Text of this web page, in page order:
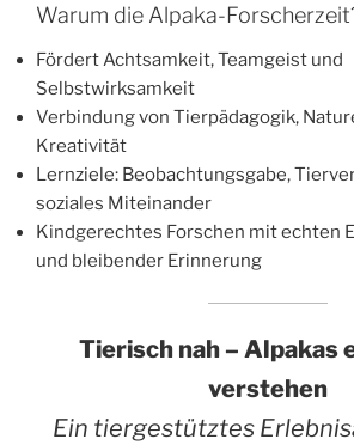
Warum die Alpaka-
Fördert Achtsamkeit, Teamgeist und
Selbstwirksamkeit
Verbindung von Tierpädagogik,
Kreativität
Lernziele: Beobachtungsgabe,
soziales Miteinander
Kindgerechtes Forschen mit echten
und bleibender Erinnerung
Tierisch nah – Alpakas
verstehen
Ein tiergestütztes